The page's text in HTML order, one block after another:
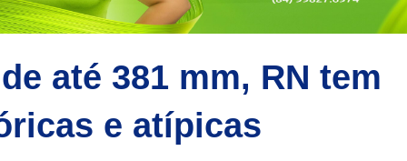
até 381 mm, RN tem
e atípicas